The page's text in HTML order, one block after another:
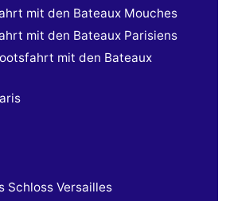
mit den Bateaux Mouches
mit den Bateaux Parisiens
mit den Bateaux
Schloss Versailles